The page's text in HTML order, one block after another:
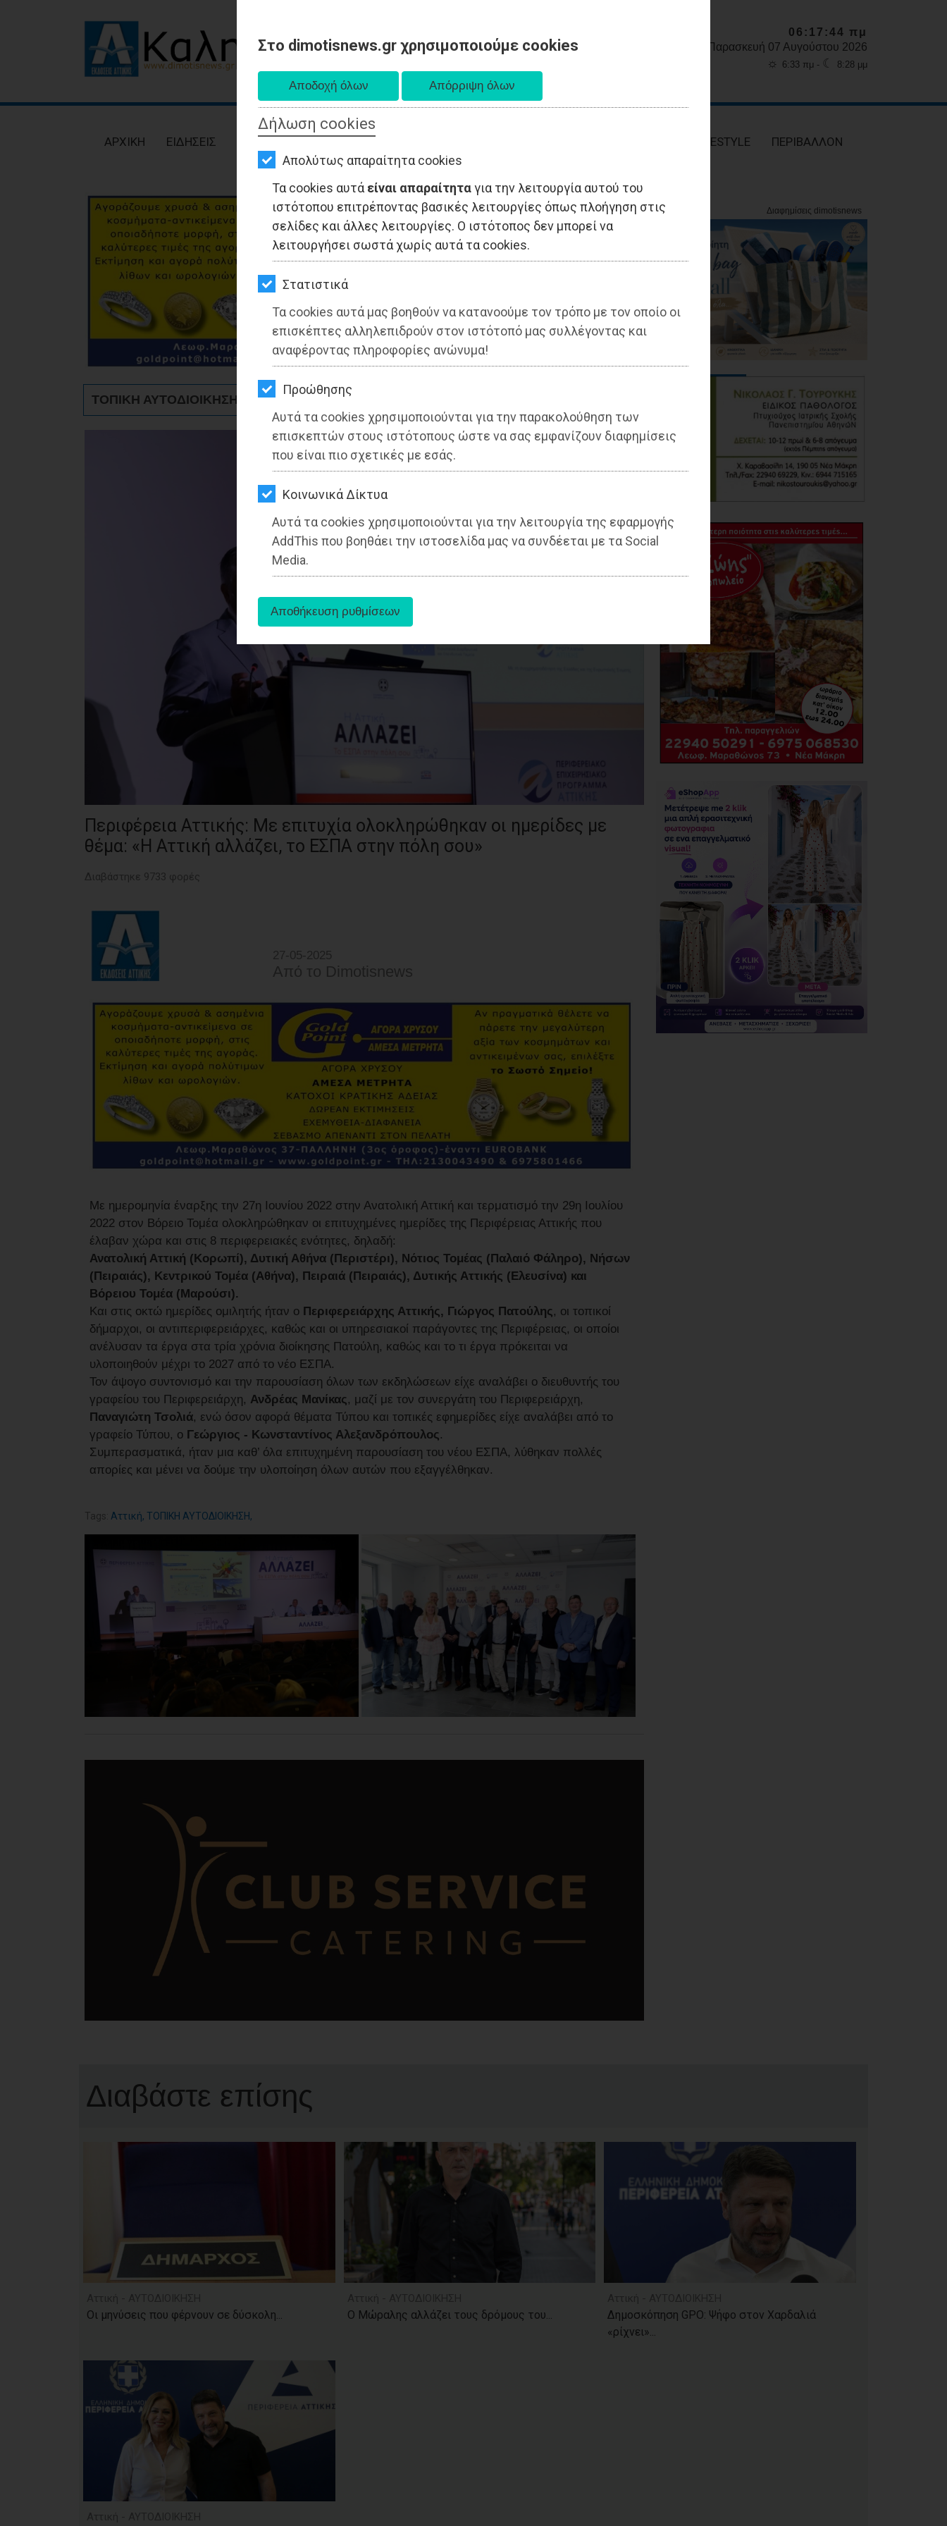
Στο dimotisnews.gr χρησιμοποιούμε cookies
Δήλωση cookies
Απολύτως απαραίτητα cookies
Τα cookies αυτά είναι απαραίτηταγια την λειτουργία αυτού του
ιστότοπου επιτρέποντας βασικές λειτουργίες όπως πλοήγηση στις
σελίδες και άλλες λειτουργίες. Ο ιστότοπος δεν μπορεί να
λειτουργήσει σωστά χωρίς αυτά τα cookies.
Στατιστικά
Τα cookies αυτά μας βοηθούν να κατανοούμε τον τρόπο με τον οποίο οι
επισκέπτες αλληλεπιδρούν στον ιστότοπό μας συλλέγοντας και
αναφέροντας πληροφορίες ανώνυμα!
Προώθησης
Αυτά τα cookies χρησιμοποιούνται για την παρακολούθηση των
επισκεπτών στους ιστότοπους ώστε να σας εμφανίζουν διαφημίσεις
που είναι πιο σχετικές με εσάς.
Kοινωνικά Δίκτυα
Αυτά τα cookies χρησιμοποιούνται για την λειτουργία της εφαρμογής
AddThis που βοηθάει την ιστοσελίδα μας να συνδέεται με τα Social
Media.
ΕΙΔΗΣΕΙΣ
ΟΙΚΟΝΟΜΙΑ
ΑΘΛΗΤΙΣΜΟΣ
ΠΟΛΙΤΙΣΜΟΣ
LIFESTYLE
ΑΠΟΣΤΟΛΗ
06:17:45 πμ
Παρασκευή 07 Αυγούστου 2026
☼ 6:33 πμ - ☾ 8:28 μμ
AΡΧΙΚΗ ΕΙΔΗΣΕΙΣ LIFESTYLE ΠΕΡΙΒΑΛΛΟΝ
ΤΟΠΙΚΗ ΑΥΤΟΔΙΟΙΚΗΣΗ - Αττική
Περιφέρεια Αττικής: Με επιτυχία ολοκληρώθηκαν οι ημερίδες με
θέμα: «Η Αττική αλλάζει, το ΕΣΠΑ στην πόλη σου»
Διαβάστηκε 9733 φορές
27-05-2025
Από τo Dimotisnews
Με ημερομηνία έναρξης την 27η Ιουνίου 2022 στην Ανατολική Αττική και τερματισμό την 29η Ιουλίου
2022 στον Βόρειο Τομέα ολοκληρώθηκαν οι επιτυχημένες ημερίδες της Περιφέρειας Αττικής που
έλαβαν χώρα και στις 8 περιφερειακές ενότητες, δηλαδή:
Ανατολική Αττική (Κορωπί), Δυτική Αθήνα (Περιστέρι), Νότιος Τομέας (Παλαιό Φάληρο), Νήσων
(Πειραιάς), Κεντρικού Τομέα (Αθήνα), Πειραιά (Πειραιάς), Δυτικής Αττικής (Ελευσίνα) και
Βόρειου Τομέα (Μαρούσι).
Και στις οκτώ ημερίδες ομιλητής ήταν ο Περιφερειάρχης Αττικής, Γιώργος Πατούλης, οι τοπικοί
δήμαρχοι, οι αντιπεριφερειάρχες, καθώς και οι υπηρεσιακοί παράγοντες της Περιφέρειας, οι οποίοι
ανέλυσαν τα έργα στα τρία χρόνια διοίκησης Πατούλη, καθώς και το τι έργα πρόκειται να
υλοποιηθούν μέχρι το 2027 από το νέο ΕΣΠΑ.
Τον άψογο συντονισμό και την παρουσίαση όλων των εκδηλώσεων είχε αναλάβει ο διευθυντής του
γραφείου του Περιφερειάρχη, Ανδρέας Μανίκας, μαζί με τον συνεργάτη του Περιφερειάρχη,
Παναγιώτη Τσολιά, ενώ όσον αφορά θέματα Τύπου και τοπικές εφημερίδες είχε αναλάβει από το
γραφείο Τύπου, ο Γεώργιος - Κωνσταντίνος Αλεξανδρόπουλος.
Συμπερασματικά, ήταν μια καθ’ όλα επιτυχημένη παρουσίαση του νέου ΕΣΠΑ, λύθηκαν πολλές
απορίες και μένει να δούμε την υλοποίηση όλων αυτών που εξαγγέλθηκαν.
Tags: Αττική, ΤΟΠΙΚΗ ΑΥΤΟΔΙΟΙΚΗΣΗ,
Διαβάστε επίσης
Οι μηνύσεις που φέρνουν σε δύσκολη... Ο Μώραλης αλλάζει τους δρόμους του...
Δημοσκόπηση GPO: Ψήφο στον Χαρδαλιά
«ρίχνει»...